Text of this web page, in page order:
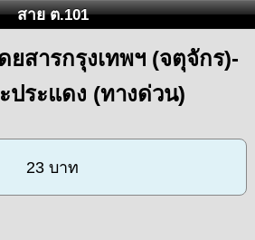
สาย ต.101
สารกรุงเทพฯ (จตุจักร)-
ประแดง (ทางด่วน)
23 บาท